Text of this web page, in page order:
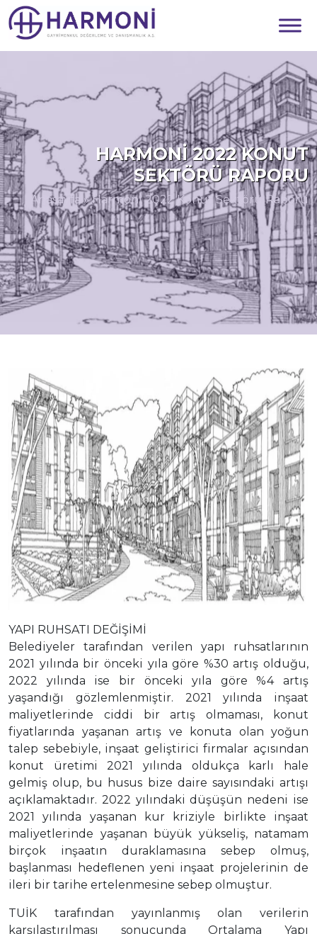
HARMONI 2022 KONUT
SEKTÖRÜ RAPORU
Anasayfa »Harmoni 2022 Konut Sektörü Raporu
YAPI RUHSATI DEĞİŞİMİ
Belediyeler tarafından verilen yapı ruhsatlarının
2021 yılında bir önceki yıla göre %30 artış olduğu,
2022 yılında ise bir önceki yıla göre %4 artış
yaşandığı gözlemlenmiştir. 2021 yılında inşaat
maliyetlerinde ciddi bir artış olmaması, konut
fiyatlarında yaşanan artış ve konuta olan yoğun
talep sebebiyle, inşaat geliştirici firmalar açısından
konut üretimi 2021 yılında oldukça karlı hale
gelmiş olup, bu husus bize daire sayısındaki artışı
açıklamaktadır. 2022 yılındaki düşüşün nedeni ise
2021 yılında yaşanan kur kriziyle birlikte inşaat
maliyetlerinde yaşanan büyük yükseliş, natamam
birçok inşaatın duraklamasına sebep olmuş,
başlanması hedeflenen yeni inşaat projelerinin de
ileri bir tarihe ertelenmesine sebep olmuştur.
TUİK tarafından yayınlanmış olan verilerin
karşılaştırılması sonucunda Ortalama Yapı